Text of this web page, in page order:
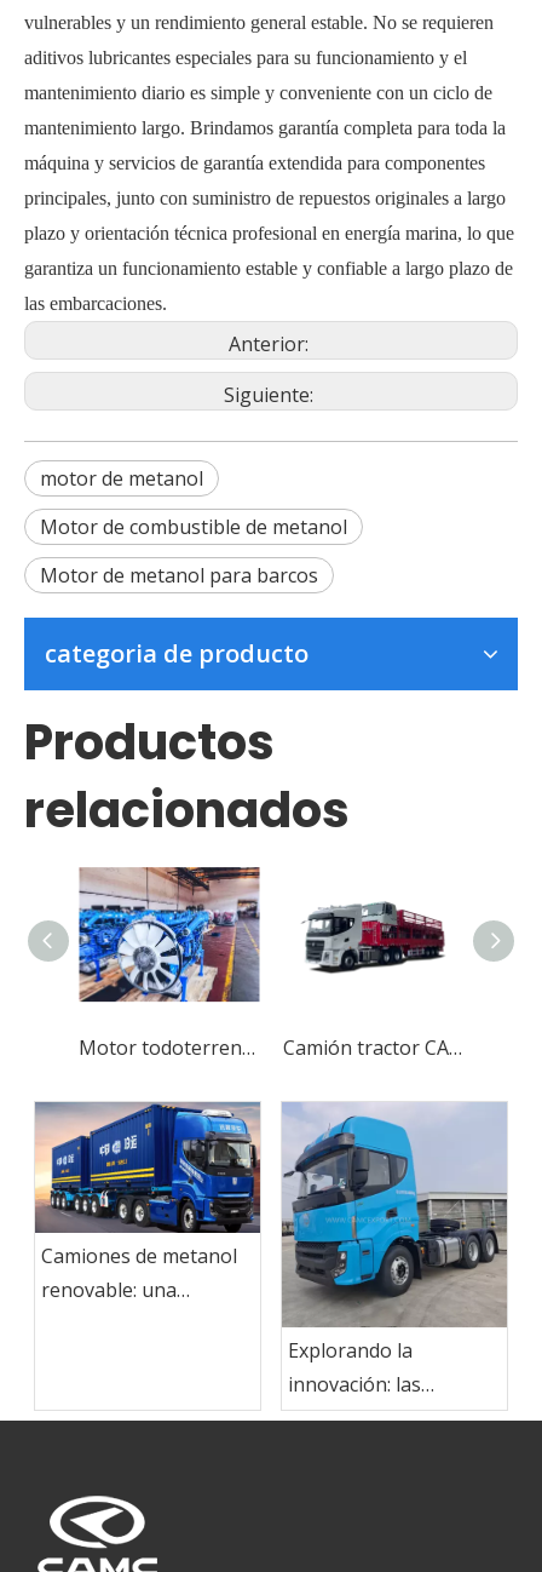
vulnerables y un rendimiento general estable. No se requieren
aditivos lubricantes especiales para su funcionamiento y el
mantenimiento diario es simple y conveniente con un ciclo de
mantenimiento largo. Brindamos garantía completa para toda la
máquina y servicios de garantía extendida para componentes
principales, junto con suministro de repuestos originales a largo
plazo y orientación técnica profesional en energía marina, lo que
garantiza un funcionamiento estable y confiable a largo plazo de
las embarcaciones.
Anterior:
Siguiente:
motor de metanol
Motor de combustible de metanol
Motor de metanol para barcos
categoria de producto
Productos
relacionados
Motor todoterreno serie GS13M de metanol CAMC New Energy Camión tractor CAMC de metanol para carga general - Farizon AUTO
Camiones de metanol
renovable: una
energía
Explorando la
innovación: las
pruebas de clientes